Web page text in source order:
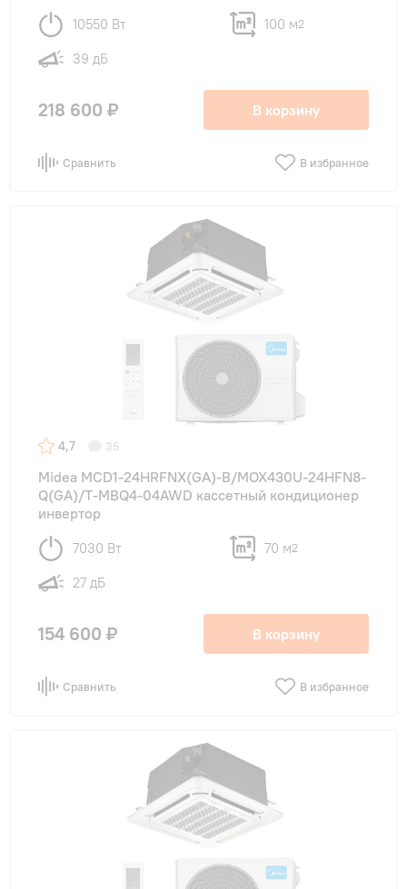
10550 Вт 100 м2
39 дБ
218 600 ₽ В корзину
Сравнить В избранное
4,7 35
Midea MCD1-24HRFNX(GA)-B/MOX430U-24HFN8-
Q(GA)/T-MBQ4-04AWD кассетный кондиционер
инвертор
7030 Вт 70 м2
27 дБ
154 600 ₽ В корзину
Сравнить В избранное